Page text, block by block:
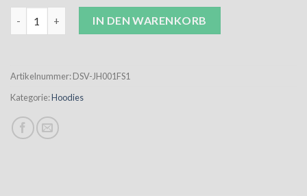
IN DEN WARENKORB
Artikelnummer:DSV-JH001FS1
Kategorie:Hoodies